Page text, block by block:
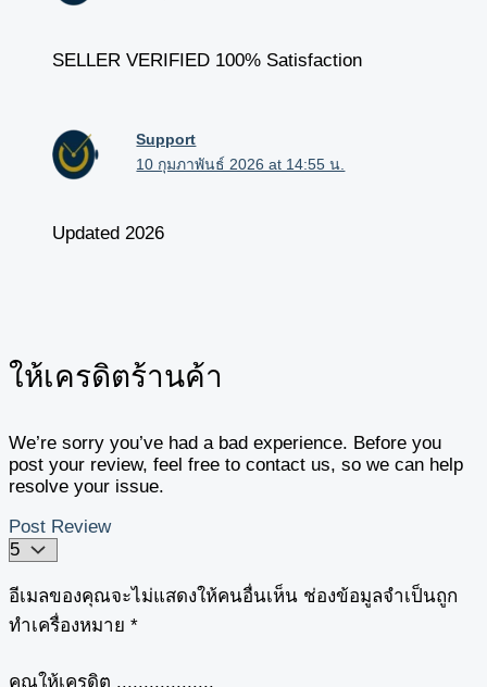
SELLER VERIFIED 100% Satisfaction
Support
10 กุมภาพันธ์ 2026 at 14:55 น.
Updated 2026
ให้เครดิตร้านค้า
We’re sorry you’ve had a bad experience. Before you
post your review, feel free to contact us, so we can help
resolve your issue.
Post Review
อีเมลของคุณจะไม่แสดงให้คนอื่นเห็น ช่องข้อมูลจำเป็นถูก
ทำเครื่องหมาย *
คุณให้เครดิต ..................